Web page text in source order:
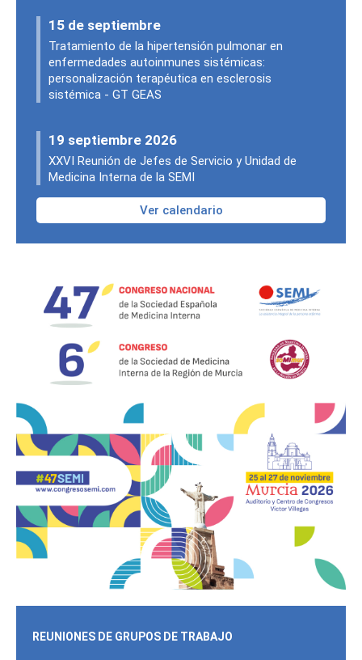
15 de septiembre
Tratamiento de la hipertensión pulmonar en
enfermedades autoinmunes sistémicas:
personalización terapéutica en esclerosis
sistémica - GT GEAS
19 septiembre 2026
XXVI Reunión de Jefes de Servicio y Unidad de
Medicina Interna de la SEMI
Ver calendario
REUNIONES DE GRUPOS DE TRABAJO